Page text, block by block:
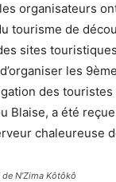
organisateurs
tourisme de
sites
les
des
a été
chaleureuse
N’Zima Kôtôkô